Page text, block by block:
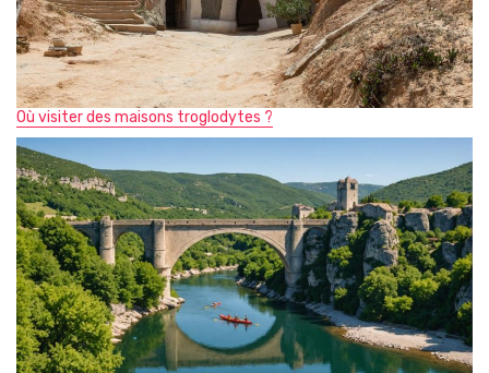
Où visiter des maisons troglodytes ?